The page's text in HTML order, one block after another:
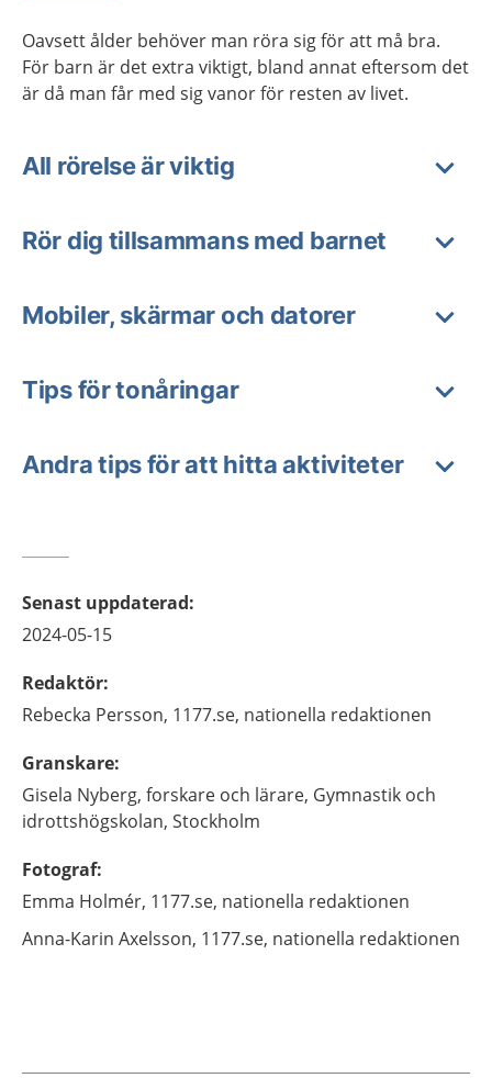
Oavsett ålder behöver man röra sig för att må bra.
För barn är det extra viktigt, bland annat eftersom det
är då man får med sig vanor för resten av livet.
All rörelse är viktig
Rör dig tillsammans med barnet
Mobiler, skärmar och datorer
Tips för tonåringar
Andra tips för att hitta aktiviteter
Senast uppdaterad:
2024-05-15
Redaktör:
Rebecka Persson, 1177.se, nationella redaktionen
Granskare:
Gisela Nyberg, forskare och lärare, Gymnastik och
idrottshögskolan, Stockholm
Fotograf:
Emma Holmér, 1177.se, nationella redaktionen
Anna-Karin Axelsson, 1177.se, nationella redaktionen